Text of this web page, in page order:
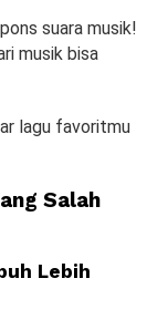
suara musik!
musik bisa
lagu favoritmu
Salah
Lebih